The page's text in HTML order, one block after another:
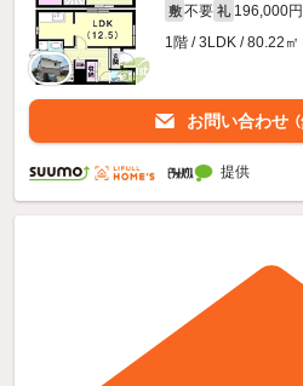
敷 不要 礼 196,000円
1階 / 3LDK / 80.22㎡
お問い合わせ
提供